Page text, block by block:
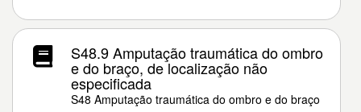
S48.9 Amputação traumática do ombro
e do braço, de localização não
especificada
S48 Amputação traumática do ombro e do braço